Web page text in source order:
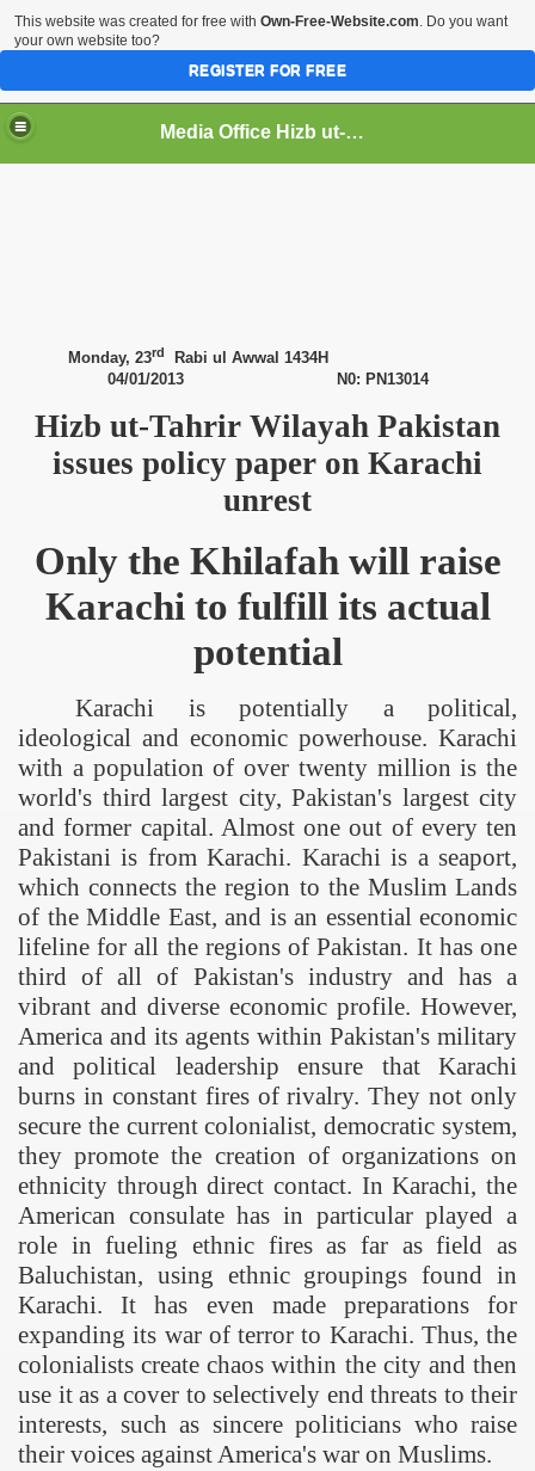
Media Office Hizb ut-Tahrir Pakistan
Monday, 23rd Rabi ul Awwal 1434H
04/01/2013 N0: PN13014
Hizb ut-Tahrir Wilayah Pakistan
issues policy paper on Karachi
unrest
Only the Khilafah will raise
Karachito fulfill its actual
potential
Karachi is potentially a political,
ideological and economic powerhouse. Karachi
with a population of over twenty million is the
world's third largest city, Pakistan's largest city
and former capital. Almost one out of every ten
Pakistani is fromKarachi. Karachiis a seaport,
which connects the region to the Muslim Lands
of the Middle East, and is an essential economic
lifeline for all the regions ofPakistan. It has one
third of all of Pakistan's industry and has a
vibrant and diverse economic profile. However,
America and its agents within Pakistan's military
and political leadership ensure that Karachi
burns in constant fires of rivalry. They not only
secure the current colonialist, democratic system,
they promote the creation of organizations on
ethnicity through direct contact. InKarachi, the
American consulate has in particular played a
role in fueling ethnic fires as far as field as
Baluchistan, using ethnic groupings found in
Karachi. It has even made preparations for
expanding its war of terror to Karachi. Thus, the
colonialists create chaos within the city and then
use it as a cover to selectively end threats to their
interests, such as sincere politicians who raise
their voices againstAmerica's war on Muslims.
This website was created for free with Own-Free-Website.com. Do you want
your own website too?
REGISTER FOR FREE